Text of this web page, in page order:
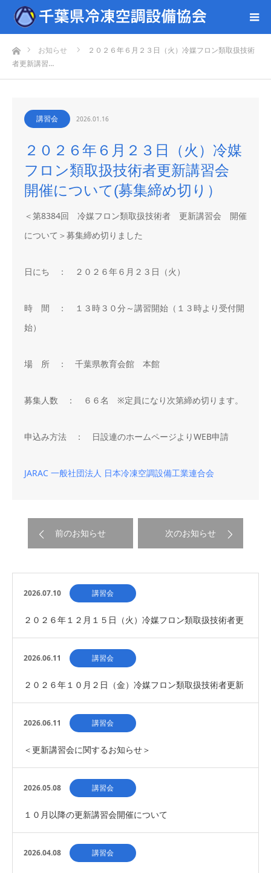
ホームお知らせ
２０２６年６月２３日（火）冷媒フロン類取扱技術
者更新講習…
講習会 2026.01.16
２０２６年６月２３日（火）冷媒
フロン類取扱技術者更新講習会
開催について(募集締め切り）
＜第8384回 冷媒フロン類取扱技術者 更新講習会 開催
について＞募集締め切りました
日にち ： ２０２６年６月２３日（火）
時 間 ： １３時３０分～講習開始（１３時より受付開
始）
場 所 ： 千葉県教育会館 本館
募集人数 ： ６６名 ※定員になり次第締め切ります。
申込み方法 ： 日設連のホームページよりWEB申請
JARAC 一般社団法人 日本冷凍空調設備工業連合会
前のお知らせ 次のお知らせ
2026.07.10 講習会
２０２６年１２月１５日（火）冷媒フロン類取扱技術者更
新講習会 開催について
2026.06.11 講習会
２０２６年１０月２日（金）冷媒フロン類取扱技術者更新
講習会 開催について
2026.06.11 講習会
＜更新講習会に関するお知らせ＞
2026.05.08 講習会
１０月以降の更新講習会開催について
2026.04.08 講習会